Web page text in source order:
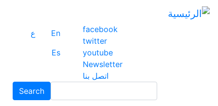
facebook
twitter
youtube
Newsletter
اتصل بنا
En
ع
Es
Search
Search